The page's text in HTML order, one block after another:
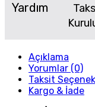
Yardım
Açıklama
Yorumlar (0)
Taksit
Kargo & İade